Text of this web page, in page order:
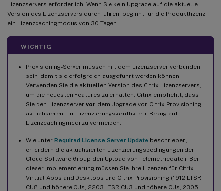
Lizenzservers erforderlich. Wenn Sie kein Upgrade auf die aktuelle
Version des Lizenzservers durchführen, beginnt für die Produktlizenz
ein Lizenzcachingmodus von 30 Tagen.
WICHTIG
Provisioning-Server müssen mit dem Lizenzserver verbunden
sein, damit sie erfolgreich ausgeführt werden können.
Verwenden Sie die aktuellen Version des Citrix Lizenzservers,
um die neuesten Features zu erhalten. Citrix empfiehlt, dass
Sie den Lizenzserver vor dem Upgrade von Citrix Provisioning
aktualisieren, um Lizenzierungskonflikte in Bezug auf
Lizenzcachingmodi zu vermeiden.
Wie unter Required License Server Update beschrieben,
erfordern die aktualisierten Lizenzierungsbedingungen der
Cloud Software Group den Upload von Telemetriedaten. Bei
dieser Implementierung müssen Sie Ihre Lizenzen für Citrix
Virtual Apps and Desktops und Citrix Provisioning (1912 LTSR
CU8 und höhere CUs, 2203 LTSR CU3 und höhere CUs, 2305